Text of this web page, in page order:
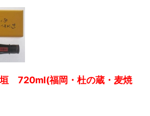
720ml(福岡・杜の蔵・麦焼